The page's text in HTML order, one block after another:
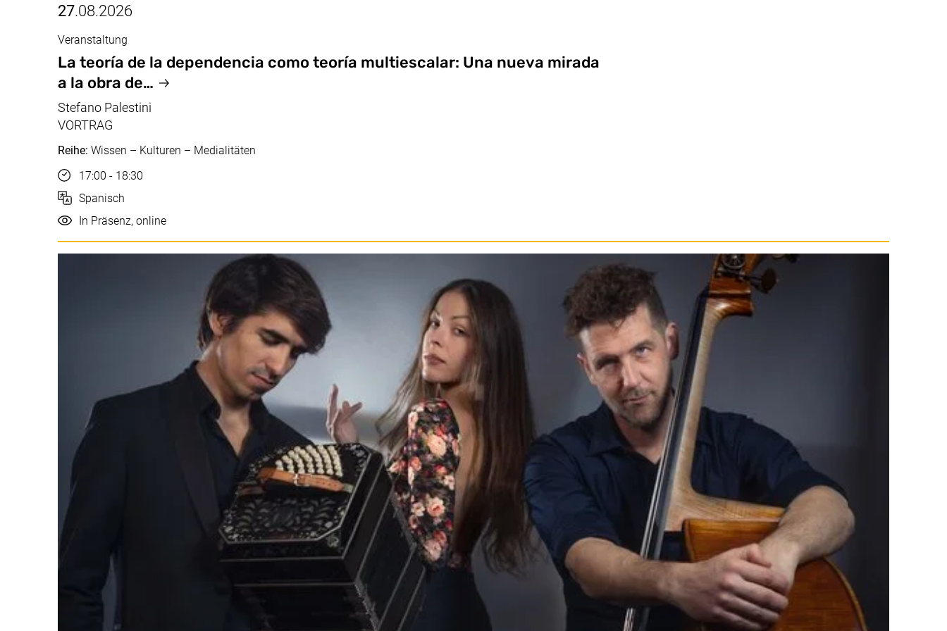
27.08.2026
Aug, 27.08.2026
La teoría de la dependencia como teoría multiescalar: Una nueva mirada
a la obra de…
Veranstaltung
Stefano Palestini
VORTRAG
Reihe: Wissen – Kulturen – Medialitäten
Uhrzeit
17:00 - 18:30
Sprache
Spanisch
Durchführung
In Präsenz, online